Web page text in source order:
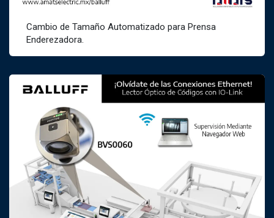
Cambio de Tamaño Automatizado para Prensa
Enderezadora.